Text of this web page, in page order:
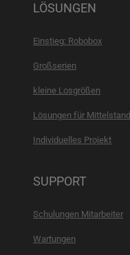
LÖSUNGEN
Einstieg: Robobox
Großserien
kleine Losgrößen
Lösungen für Mittelstand
Individuelles Projekt
SUPPORT
Schulungen Mitarbeiter
Wartungen